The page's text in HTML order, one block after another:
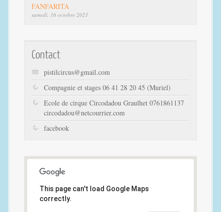
FANFARITA
samedi, 16 octobre 2021
Contact
pistilcircus@gmail.com
Compagnie et stages 06 41 28 20 45 (Muriel)
Ecole de cirque Circodadou Graulhet 0761861137
circodadou@netcourrier.com
facebook
This page can't load Google Maps
correctly.